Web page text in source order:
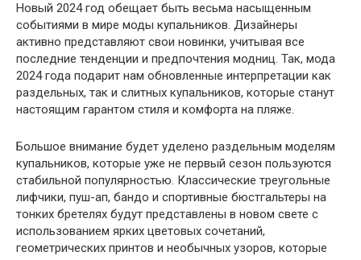
Новый 2024 год обещает быть весьма насыщенным
событиями в мире моды купальников. Дизайнеры
активно представляют свои новинки, учитывая все
последние тенденции и предпочтения модниц. Так, мода
2024 года подарит нам обновленные интерпретации как
раздельных, так и слитных купальников, которые станут
настоящим гарантом стиля и комфорта на пляже.
Большое внимание будет уделено раздельным моделям
купальников, которые уже не первый сезон пользуются
стабильной популярностью. Классические треугольные
лифчики, пуш-ап, бандо и спортивные бюстгальтеры на
тонких бретелях будут представлены в новом свете с
использованием ярких цветовых сочетаний,
геометрических принтов и необычных узоров, которые